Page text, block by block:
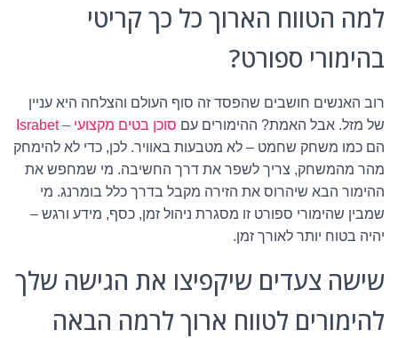
למה הטווח הארוך כל כך קריטי
בהימורי ספורט?
רוב האנשים חושבים שהפסד זה סוף העולם והצלחה היא עניין
של מזל. אבל האמת? ההימורים עם סוכן בטים מקצועי – Israbet
הם כמו משחק שחמט – לא מטבעות באוויר. לכן, כדי לא להימחק
מהר מהמשחק, צריך לשפר את דרך החשיבה. מי שמחפש את
ההימור הבא שיהרוס את הזירה מקבל בדרך כלל בומרנג. מי
שמבין שהימורי ספורט זו מסגרת ניהול זמן, כסף, מידע ורגש –
יהיה בטוח יותר לאורך זמן.
שישה צעדים שיקפיצו את הגישה שלך
להימורים לטווח ארוך לרמה הבאה